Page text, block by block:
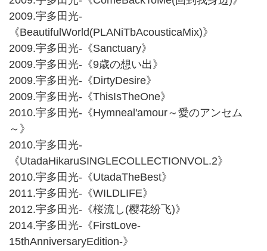
2009.宇多田光-
《BeautifulWorld(PLANiTbAcousticaMix)》
2009.宇多田光-《Sanctuary》
2009.宇多田光-《9歳の想い出》
2009.宇多田光-《DirtyDesire》
2009.宇多田光-《ThisIsTheOne》
2010.宇多田光-《Hymneal'amour～愛のアンセム
～》
2010.宇多田光-
《UtadaHikaruSINGLECOLLECTIONVOL.2》
2010.宇多田光-《UtadaTheBest》
2011.宇多田光-《WILDLIFE》
2012.宇多田光-《桜流し(樱花纷飞)》
2014.宇多田光-《FirstLove-
15thAnniversaryEdition-》